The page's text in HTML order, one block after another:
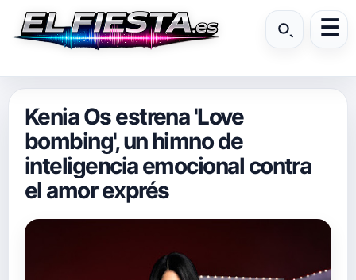
Kenia Os estrena 'Love
bombing', un himno de
inteligencia emocional contra
el amor exprés